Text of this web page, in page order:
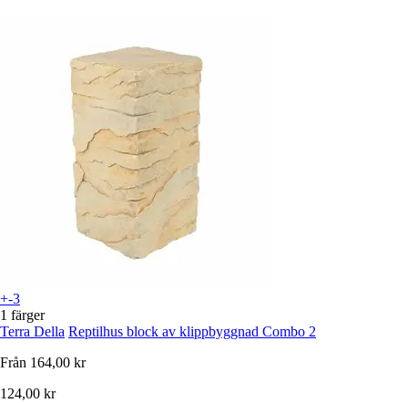
+-3
1 färger
Terra Della Reptilhus block av klippbyggnad Combo 2
Från 164,00 kr
124,00 kr